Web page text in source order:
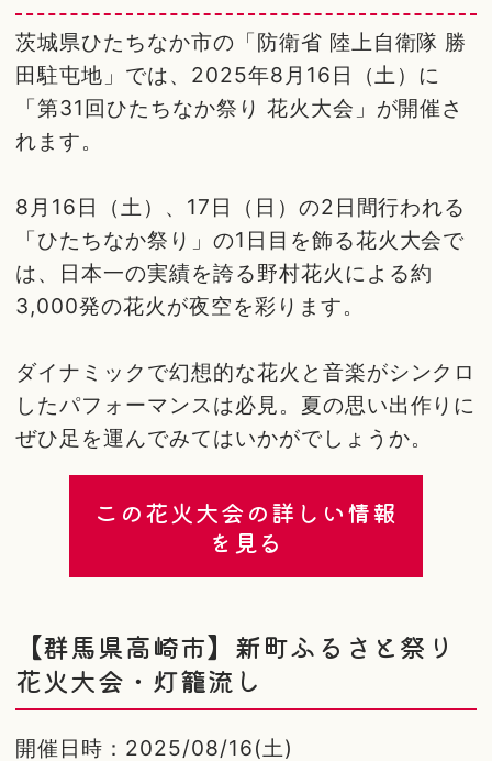
茨城県ひたちなか市の「防衛省 陸上自衛隊 勝
田駐屯地」では、2025年8月16日（土）に
「第31回ひたちなか祭り 花火大会」が開催さ
れます。
8月16日（土）、17日（日）の2日間行われる
「ひたちなか祭り」の1日目を飾る花火大会で
は、日本一の実績を誇る野村花火による約
3,000発の花火が夜空を彩ります。
ダイナミックで幻想的な花火と音楽がシンクロ
したパフォーマンスは必見。夏の思い出作りに
ぜひ足を運んでみてはいかがでしょうか。
この花火大会の詳しい情報
を見る
【群馬県高崎市】新町ふるさと祭り
花火大会・灯籠流し
開催日時：2025/08/16(土)